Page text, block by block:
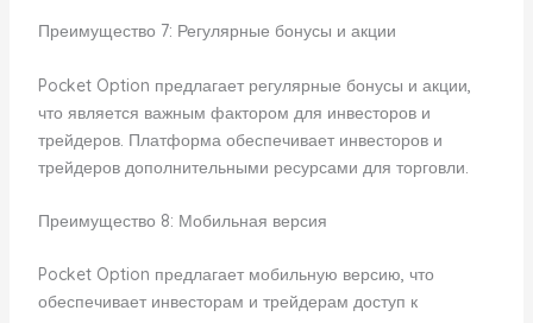
Преимущество 7: Регулярные бонусы и акции
Pocket Option предлагает регулярные бонусы и акции,
что является важным фактором для инвесторов и
трейдеров. Платформа обеспечивает инвесторов и
трейдеров дополнительными ресурсами для торговли.
Преимущество 8: Мобильная версия
Pocket Option предлагает мобильную версию, что
обеспечивает инвесторам и трейдерам доступ к